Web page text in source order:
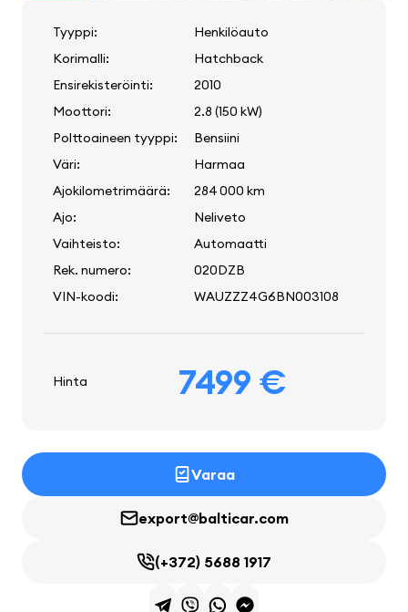
Tyyppi:
Henkilöauto
Korimalli:
Hatchback
Ensirekisteröinti:
2010
Moottori:
2.8 (150 kW)
Polttoaineen tyyppi:
Bensiini
Väri:
Harmaa
Ajokilometrimäärä:
284 000 km
Ajo:
Neliveto
Vaihteisto:
Automaatti
Rek. numero:
020DZB
VIN-koodi:
WAUZZZ4G6BN003108
Hinta 7499 €
Varaa
export@balticar.com
(+372) 5688 1917